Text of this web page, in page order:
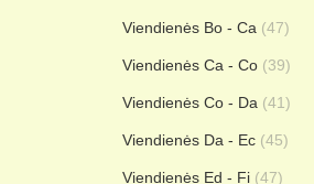
Viendienės Bo - Ca (47)
Viendienės Ca - Co (39)
Viendienės Co - Da (41)
Viendienės Da - Ec (45)
Viendienės Ed - Fi (47)